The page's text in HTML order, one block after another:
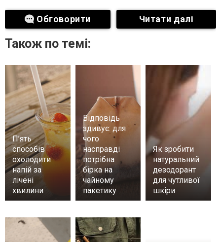
Обговорити Читати далі
Також по темі:
П’ять
способів
охолодити
напій за
лічені
хвилини
Відповідь
здивує: для
чого
насправді
потрібна
бірка на
чайному
пакетику
Як зробити
натуральний
дезодорант
для чутливої
шкіри